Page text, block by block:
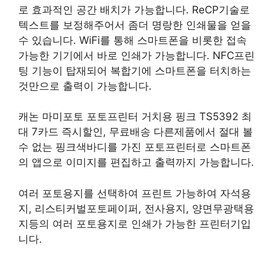
로 효과적인 공간 배치가 가능합니다. ReCP기술로
텍스트를 보정해주어서 좀더 명랑한 인쇄물을 얻을
수 있습니다. WiFi를 통해 스마트폰을 비롯한 접속
가능한 기기에서 바로 인쇄가 가능합니다. NFC프린
팅 기능이 탑재되어 복합기에 스마트폰을 터치하는
것만으로 출력이 가능합니다.
캐논 마미포토 포토프린터 거치용 핑크 TS5392 최
대 7카드 즉시할인, 무료배송 다른제품에서 절대 볼
수 없는 핑크색바디를 가진 포토프린터로 스마트폰
의 앱으로 이미지를 편집하고 출력까지 가능합니다.
여러 포토용지를 선택하여 프린트 가능하여 자석용
지, 리스티커벌포토페이퍼, 전사용지, 양면무광택용
지등의 여러 포토용지로 인쇄가 가능한 프린터기입
니다.